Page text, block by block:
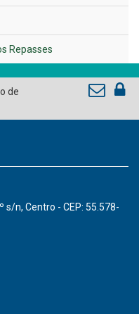
- CNM
Repasses